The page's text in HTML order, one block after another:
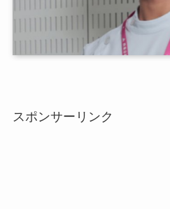
スポンサーリンク